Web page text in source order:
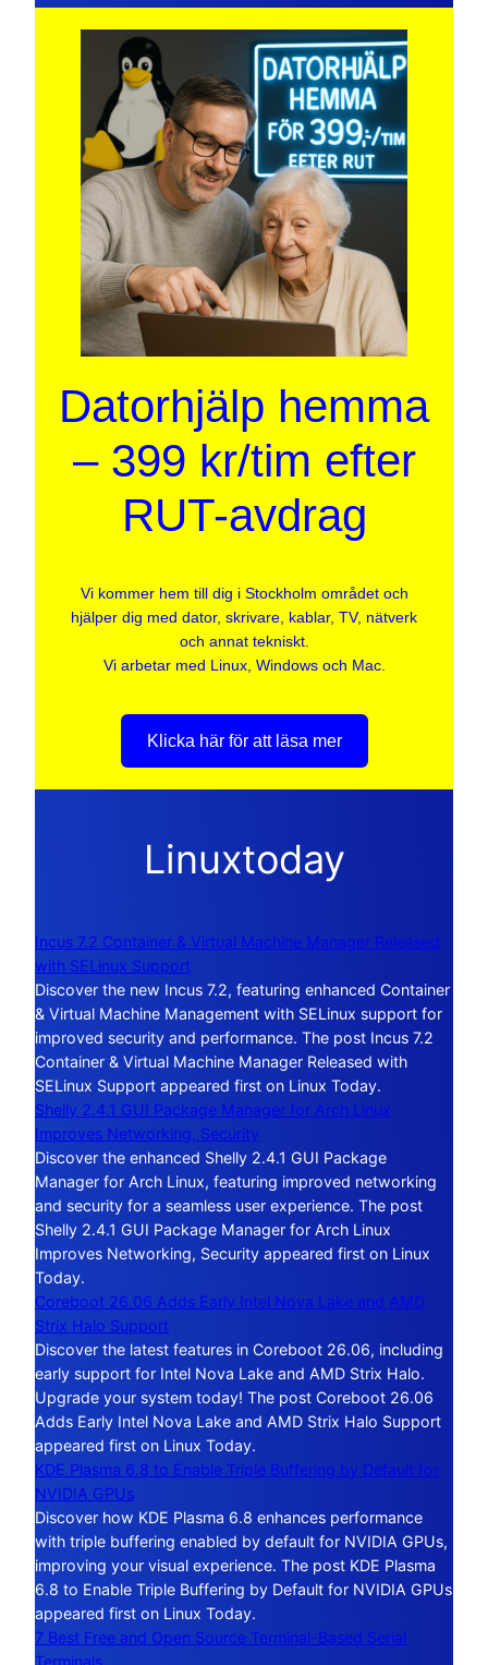
Datorhjälp hemma
– 399 kr/tim efter
RUT-avdrag
Vi kommer hem till dig i Stockholm området och
hjälper dig med dator, skrivare, kablar, TV, nätverk
och annat tekniskt.
Vi arbetar med Linux, Windows och Mac.
Klicka här för att läsa mer
Linuxtoday
Incus 7.2 Container & Virtual Machine Manager Released
with SELinux Support
Discover the new Incus 7.2, featuring enhanced Container
& Virtual Machine Management with SELinux support for
improved security and performance. The post Incus 7.2
Container & Virtual Machine Manager Released with
SELinux Support appeared first on Linux Today.
Shelly 2.4.1 GUI Package Manager for Arch Linux
Improves Networking, Security
Discover the enhanced Shelly 2.4.1 GUI Package
Manager for Arch Linux, featuring improved networking
and security for a seamless user experience. The post
Shelly 2.4.1 GUI Package Manager for Arch Linux
Improves Networking, Security appeared first on Linux
Today.
Coreboot 26.06 Adds Early Intel Nova Lake and AMD
Strix Halo Support
Discover the latest features in Coreboot 26.06, including
early support for Intel Nova Lake and AMD Strix Halo.
Upgrade your system today! The post Coreboot 26.06
Adds Early Intel Nova Lake and AMD Strix Halo Support
appeared first on Linux Today.
KDE Plasma 6.8 to Enable Triple Buffering by Default for
NVIDIA GPUs
Discover how KDE Plasma 6.8 enhances performance
with triple buffering enabled by default for NVIDIA GPUs,
improving your visual experience. The post KDE Plasma
6.8 to Enable Triple Buffering by Default for NVIDIA GPUs
appeared first on Linux Today.
7 Best Free and Open Source Terminal-Based Serial